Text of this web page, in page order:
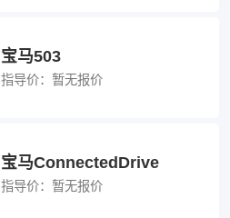
宝马503
指导价： 暂无报价
宝马ConnectedDrive
指导价： 暂无报价